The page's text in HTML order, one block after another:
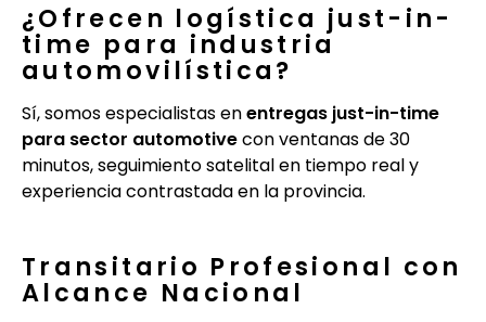
¿Ofrecen logística just-in-
time para industria
automovilística?
Sí, somos especialistas enentregas just-in-time
para sector automotivecon ventanas de 30
minutos, seguimiento satelital en tiempo real y
experiencia contrastada en la provincia.
Transitario Profesional con
Alcance Nacional